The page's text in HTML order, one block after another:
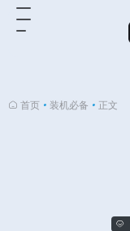
首页 • 装机必备 • 正文